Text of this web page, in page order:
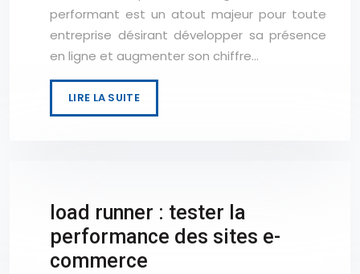
performant est un atout majeur pour toute
entreprise désirant développer sa présence
en ligne et augmenter son chiffre…
LIRE LA SUITE
load runner : tester la
performance des sites e-
commerce